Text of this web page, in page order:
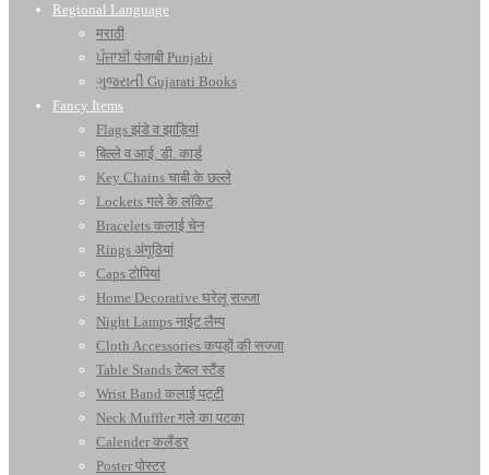
Regional Language
मराठी
ਪੰਜਾਬੀ पंजाबी Punjabi
ગુજરાતી Gujarati Books
Fancy Items
Flags झंडे व झाड़ियां
बिल्ले व आई. डी. कार्ड
Key Chains चाबी के छल्ले
Lockets गले के लॉकेट
Bracelets कलाई चेन
Rings अंगूठियां
Caps टोपियां
Home Decorative घरेलू सज्जा
Night Lamps नाईट लैम्प
Cloth Accessories कपड़ों की सज्जा
Table Stands टेबल स्टैंड
Wrist Band कलाई पट्टी
Neck Muffler गले का पटका
Calender कलैंडर
Poster पोस्टर